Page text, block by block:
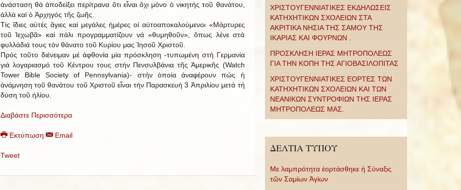
ἀνάσταση θά ἀποδείξει περίτρανα ὅτι εἶναι ὄχι μόνο ὁ νικητής τοῦ θανάτου,
ἀλλά καί ὁ Ἀρχηγός τῆς ζωῆς.
Τίς ἴδιες αὐτές ἅγιες καί μεγάλες ἡμέρες οἱ αὐτοαποκαλούμενοι «Μάρτυρες
τοῦ Ἱεχωβᾶ» καί πάλι προγραμματίζουν νά «θυμηθοῦν», ὅπως λένε στά
φυλλάδιά τους τόν θάνατο τοῦ Κυρίου μας Ἰησοῦ Χριστοῦ.
Πρός τοῦτο διένειμαν μέ ἀφθονία μία πρόσκληση -τυπωμένη στή Γερμανία
γιά λογαριασμό τοῦ Κέντρου τους στήν Πενσυλβάνια τῆς Ἀμερικῆς (Watch
Tower Bible Society of Pennsylvania)- στήν ὁποία ἀναφέρουν πώς ἡ
ἀνάμνηση τοῦ θανάτου τοῦ Χριστοῦ εἶναι τήν Παρασκευή 3 Ἀπριλίου μετά τή
δύση τοῦ ἡλίου.
Διαβάστε Περισσότερα
Εκτύπωση Email
Tweet
ΧΡΙΣΤΟΥΓΕΝΝΙΑΤΙΚΕΣ ΕΚΔΗΛΩΣΕΙΣ
ΚΑΤΗΧΗΤΙΚΩΝ ΣΧΟΛΕΙΩΝ ΣΤΑ
ΑΚΡΙΤΙΚΑ ΝΗΣΙΑ ΤΗΣ ΣΑΜΟΥ ΤΗΣ
ΙΚΑΡΙΑΣ ΚΑΙ ΦΟΥΡΝΩΝ .
ΠΡΟΣΚΛΗΣΗ ΙΕΡΑΣ ΜΗΤΡΟΠΟΛΕΩΣ
ΓΙΑ ΤΗΝ ΚΟΠΗ ΤΗΣ ΑΓΙΟΒΑΣΙΛΟΠΙΤΑΣ
ΧΡΙΣΤΟΥΓΕΝΝΙΑΤΙΚΕΣ ΕΟΡΤΕΣ ΤΩΝ
ΚΑΤΗΧΗΤΙΚΩΝ ΣΧΟΛΕΙΩΝ ΚΑΙ ΤΩΝ
ΝΕΑΝΙΚΩΝ ΣΥΝΤΡΟΦΙΩΝ ΤΗΣ ΙΕΡΑΣ
ΜΗΤΡΟΠΟΛΕΩΣ ΜΑΣ.
ΔΕΛΤΙΑ ΤΥΠΟΥ
Με λαμπρότητα ἑορτάσθηκε ἡ Σύναξις
τῶν Σαμίων Ἁγίων